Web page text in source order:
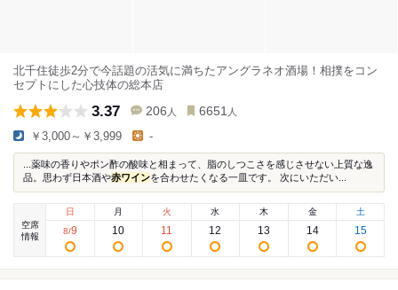
北千住徒歩2分で今話題の活気に満ちたアングラネオ酒場！相撲をコン
セプトにした心技体の総本店
3.37 206 人 6651 人
￥3,000～￥3,999 -
...薬味の香りやポン酢の酸味と相まって、脂のしつこさを感じさせない上質な逸
品。思わず日本酒や赤ワインを合わせたくなる一皿です。 次にいただい...
空席
情報
日
8/9
月
10
火
11
水
12
木
13
金
14
土
15